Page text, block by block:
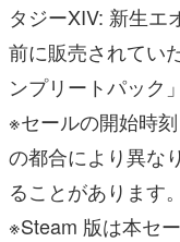
タジーXIV: 新生エ
前に販売されてい
ンプリートパック
※セールの開始時
の都合により異な
ることがあります。
※Steam 版は本セ